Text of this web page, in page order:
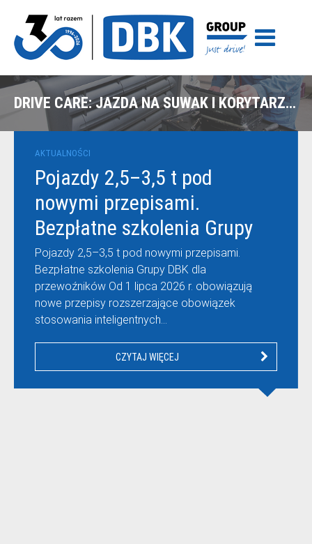
DRIVE CARE: JAZDA NA SUWAK I KORYTARZ ŻYCIA
AKTUALNOŚCI
Pojazdy 2,5–3,5 t pod
nowymi przepisami.
Bezpłatne szkolenia Grupy
DBK dla przewoźników
Pojazdy 2,5–3,5 t pod nowymi przepisami.
Bezpłatne szkolenia Grupy DBK dla
przewoźników Od 1 lipca 2026 r. obowiązują
nowe przepisy rozszerzające obowiązek
stosowania inteligentnych…
CZYTAJ WIĘCEJ